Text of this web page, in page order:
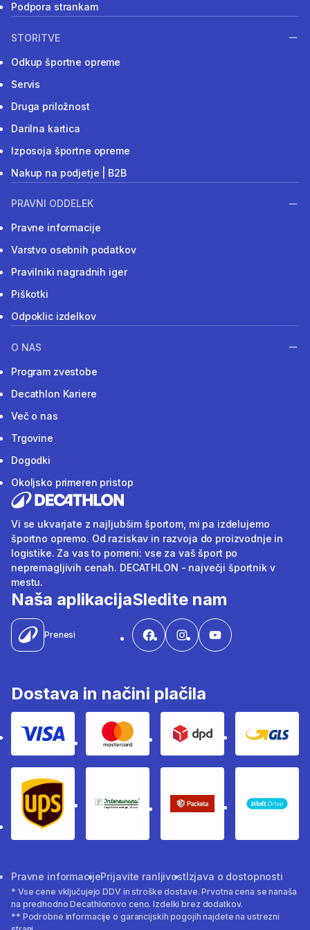
Podpora strankam
STORITVE
Odkup športne opreme
Servis
Druga priložnost
Darilna kartica
Izposoja športne opreme
Nakup na podjetje | B2B
PRAVNI ODDELEK
Pravne informacije
Varstvo osebnih podatkov
Pravilniki nagradnih iger
Piškotki
Odpoklic izdelkov
O NAS
Program zvestobe
Decathlon Kariere
Več o nas
Trgovine
Dogodki
Okoljsko primeren pristop
Vi se ukvarjate z najljubšim športom, mi pa izdelujemo
športno opremo. Od raziskav in razvoja do proizvodnje in
logistike. Za vas to pomeni: vse za vaš šport po
nepremagljivih cenah. DECATHLON - največji športnik v
mestu.
Naša aplikacija
Prenesi
Sledite nam
Dostava in načini plačila
Visa Mastercard Dpd Gls
Ups Intereuropa Packeta Sledenje
WOLT
Pravne informacijePrijavite ranljivostIzjava o dostopnosti
* Vse cene vključujejo DDV in stroške dostave. Prvotna cena se nanaša
na predhodno Decathlonovo ceno. Izdelki brez dodatkov.
** Podrobne informacije o garancijskih pogojih najdete na ustrezni